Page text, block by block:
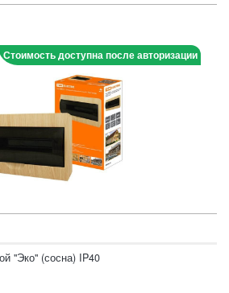
Стоимость доступна после авторизации
"Эко" (сосна) IP40